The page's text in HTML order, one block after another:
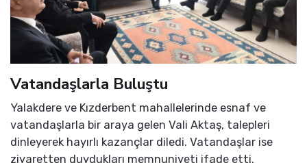
Vatandaşlarla Buluştu
Yalakdere ve Kızderbent mahallelerinde esnaf ve
vatandaşlarla bir araya gelen Vali Aktaş, talepleri
dinleyerek hayırlı kazançlar diledi. Vatandaşlar ise
ziyaretten duydukları memnuniyeti ifade etti.